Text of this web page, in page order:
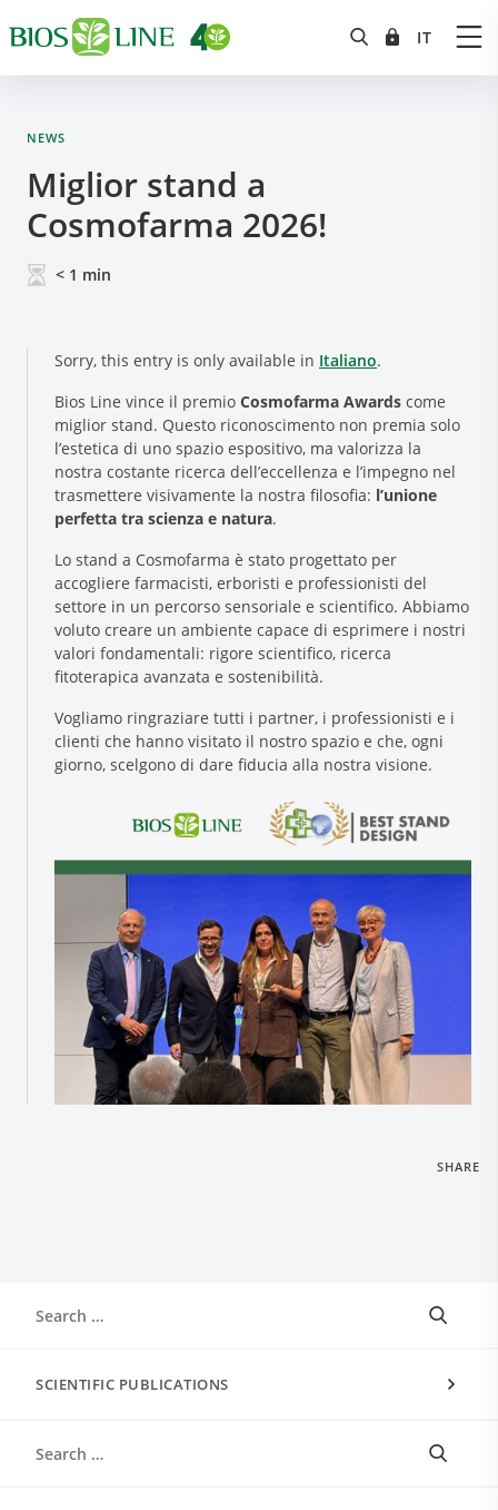
Research and Quality
Social & Environment
NEWS
Miglior stand a
Cosmofarma 2026!
< 1 min
Sorry, this entry is only available in Italiano.
Bios Line vince il premio Cosmofarma Awards come
miglior stand. Questo riconoscimento non premia solo
l’estetica di uno spazio espositivo, ma valorizza la
nostra costante ricerca dell’eccellenza e l’impegno nel
trasmettere visivamente la nostra filosofia: l’unione
perfetta tra scienza e natura.
Lo stand a Cosmofarma è stato progettato per
accogliere farmacisti, erboristi e professionisti del
settore in un percorso sensoriale e scientifico. Abbiamo
voluto creare un ambiente capace di esprimere i nostri
valori fondamentali: rigore scientifico, ricerca
fitoterapica avanzata e sostenibilità.
Vogliamo ringraziare tutti i partner, i professionisti e i
clienti che hanno visitato il nostro spazio e che, ogni
giorno, scelgono di dare fiducia alla nostra visione.
SHARE
SCIENTIFIC PUBLICATIONS